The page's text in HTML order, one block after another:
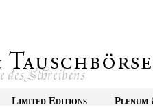
Limited Editions Plenum